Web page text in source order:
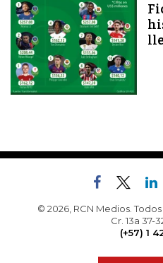
© 2026, RCN Medios.
Cr. 13a 37-
(+57) 1